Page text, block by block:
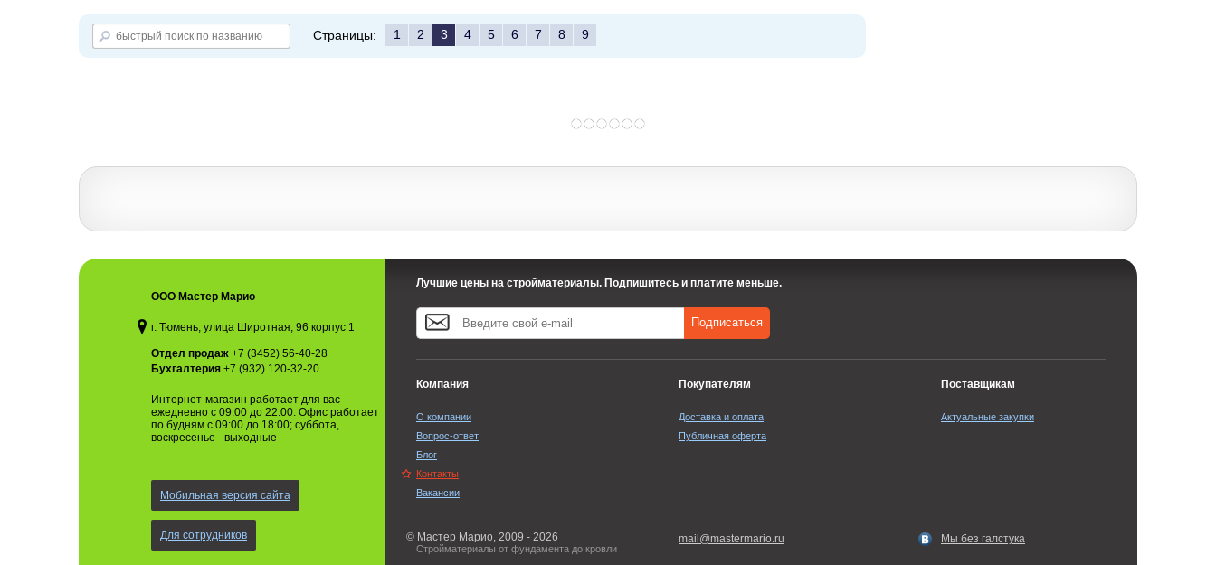
Страницы: 1 2 3 4 5 6 7 8 9
ООО Мастер Марио
г. Тюмень, улица Широтная, 96 корпус 1
Отдел продаж +7 (3452) 56-40-28
Бухгалтерия +7 (932) 120-32-20
Интернет-магазин работает для вас
ежедневно с 09:00 до 22:00. Офис работает
по будням с 09:00 до 18:00; суббота,
воскресенье - выходные
Мобильная версия сайта
Для сотрудников
Лучшие цены на стройматериалы. Подпишитесь и платите меньше.
Подписаться
Компания
О компании
Вопрос-ответ
Блог
Контакты
Вакансии
Покупателям
Доставка и оплата
Публичная оферта
Поставщикам
Актуальные закупки
© Мастер Марио, 2009 - 2026
Стройматериалы от фундамента до кровли
mail@mastermario.ru Мы без галстука